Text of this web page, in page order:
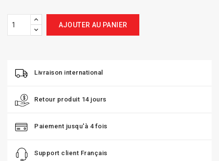
AJOUTER AU PANIER
Livraison international
Retour produit 14 jours
Paiement jusqu'à 4 fois
Support client Français